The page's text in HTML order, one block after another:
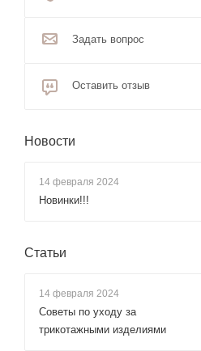
Задать вопрос
Оставить отзыв
Новости
14 февраля 2024
Новинки!!!
Статьи
14 февраля 2024
Советы по уходу за
трикотажными изделиями